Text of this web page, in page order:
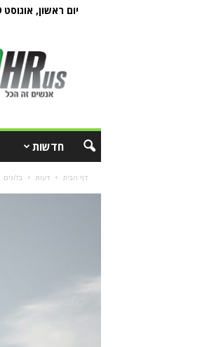
יום ראשון, אוגוסט 9, 2026
חדשות
דף הבית דעות בלוגים